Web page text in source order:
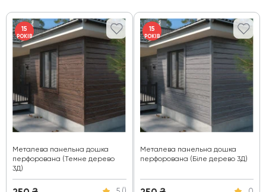
15
РОКІВ
Металева панельна дошка
перфорована (Темне дерево
3Д)
15
РОКІВ
Металева панельна дошка
перфорована (Біле дерево 3Д)